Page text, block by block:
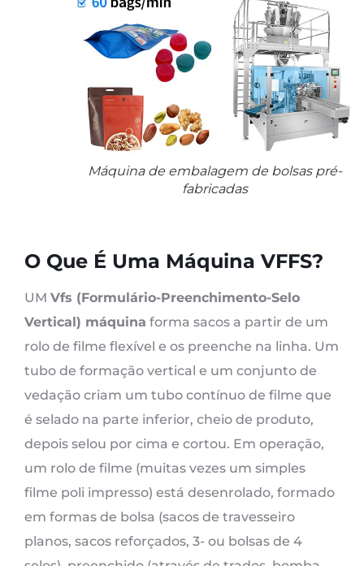
Máquina de embalagem de bolsas pré-
fabricadas
O Que É Uma Máquina VFFS?
UM Vfs (Formulário-Preenchimento-Selo
Vertical) máquina forma sacos a partir de um
rolo de filme flexível e os preenche na linha. Um
tubo de formação vertical e um conjunto de
vedação criam um tubo contínuo de filme que
é selado na parte inferior, cheio de produto,
depois selou por cima e cortou. Em operação,
um rolo de filme (muitas vezes um simples
filme poli impresso) está desenrolado, formado
em formas de bolsa (sacos de travesseiro
planos, sacos reforçados, 3- ou bolsas de 4